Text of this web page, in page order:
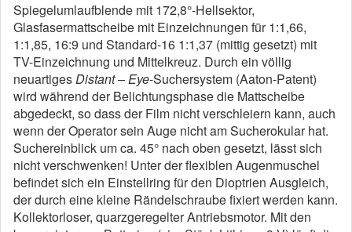
Spiegelumlaufblende mit 172,8°-Hellsektor,
Glasfasermattscheibe mit Einzeichnungen für 1:1,66,
1:1,85, 16:9 und Standard-16 1:1,37 (mittig gesetzt) mit
TV-Einzeichnung und Mittelkreuz. Durch ein völlig
neuartigesDistant –Eye-Suchersystem (Aaton-Patent)
wird während der Belichtungsphase die Mattscheibe
abgedeckt, so dass der Film nicht verschleiern kann, auch
wenn der Operator sein Auge nicht am Sucherokular hat.
Suchereinblick um ca. 45° nach oben gesetzt, lässt sich
nicht verschwenken! Unter der flexiblen Augenmuschel
befindet sich ein Einstellring für den Dioptrien Ausgleich,
der durch eine kleine Rändelschraube fixiert werden kann.
Kollektorloser, quarzgeregelter Antriebsmotor. Mit den